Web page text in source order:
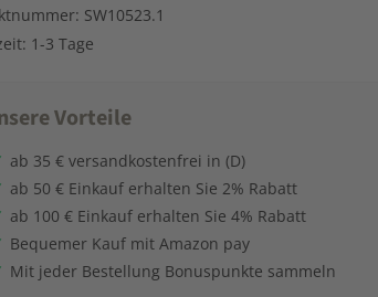
SW10523.1
1-3 Tage
Vorteile
ab 35 € versandkostenfrei in (D)
ab 50 € Einkauf erhalten Sie 2% Rabatt
ab 100 € Einkauf erhalten Sie 4% Rabatt
Bequemer Kauf mit Amazon pay
Mit jeder Bestellung Bonuspunkte sammeln